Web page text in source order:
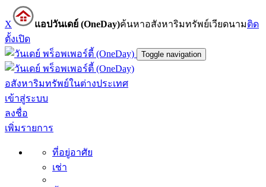
X แอปวันเดย์ (OneDay)ค้นหาอสังหาริมทรัพย์เวียดนามติด
ตั้งเปิด
Toggle navigation
อสังหาริมทรัพย์ในต่างประเทศ
เข้าสู่ระบบ
ลงชื่อ
เพิ่มรายการ
ที่อยู่อาศัย
เช่า